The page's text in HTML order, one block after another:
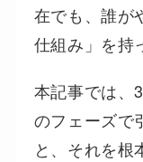
在でも、誰が
仕組み」を持
本記事では、
のフェーズで
と、それを根